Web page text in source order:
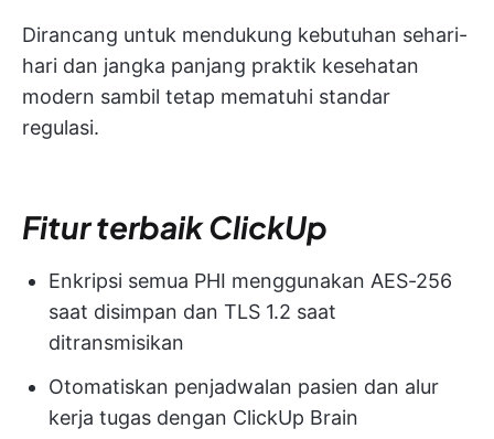
Dirancang untuk mendukung kebutuhan sehari-
hari dan jangka panjang praktik kesehatan
modern sambil tetap mematuhi standar
regulasi.
Fitur terbaik ClickUp
Enkripsi semua PHI menggunakan AES-256
saat disimpan dan TLS 1.2 saat
ditransmisikan
Otomatiskan penjadwalan pasien dan alur
kerja tugas dengan ClickUp Brain